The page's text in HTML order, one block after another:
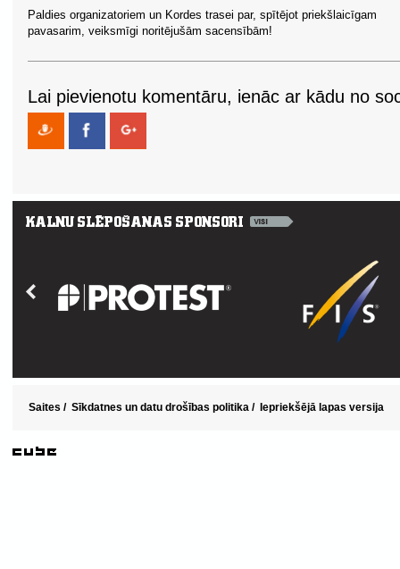
Paldies organizatoriem un Kordes trasei par, spītējot priekšlaicīgam
pavasarim, veiksmīgi noritējušām sacensībām!
Lai pievienotu komentāru, ienāc ar kādu no
Saites / Sīkdatnes un datu drošības politika / Iepriekšējā lapas versija